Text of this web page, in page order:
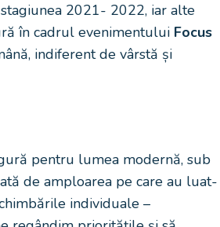
2021- 2022, iar alte
în cadrul evenimentului Focus
indiferent de vârstă și
pentru lumea modernă, sub
de amploarea pe care au luat-
individuale –